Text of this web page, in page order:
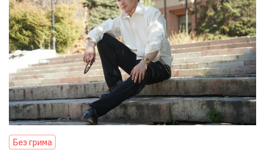
Без грима